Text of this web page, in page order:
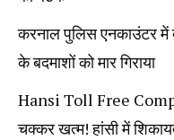
करनाल पुलिस एनकाउंटर में
के बदमाशों को मार गिराया
Hansi Toll Free
चक्कर खत्म! हांसी में